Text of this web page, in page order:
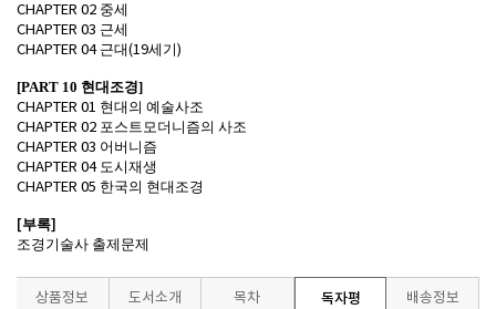
CHAPTER 02 중세
CHAPTER 03 근세
CHAPTER 04 근대(19세기)
[PART 10 현대조경]
CHAPTER 01 현대의 예술사조
CHAPTER 02 포스트모더니즘의 사조
CHAPTER 03 어버니즘
CHAPTER 04 도시재생
CHAPTER 05 한국의 현대조경
[부록]
조경기술사 출제문제
상품정보 도서소개 목차 독자평 배송정보